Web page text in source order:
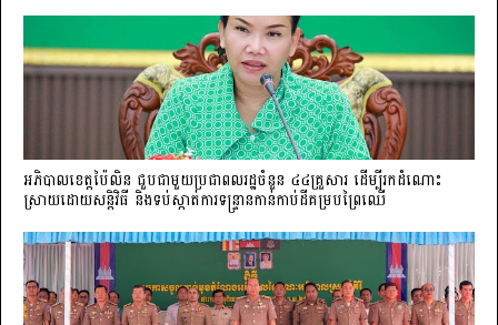
អភិបាលខេត្តប៉ៃលិន ជួបជាមួយប្រជាពលរដ្ឋចំនួន ៤៤គ្រួសារ ដើម្បីរកដំណោះ
ស្រាយដោយសន្តិវិធី និងទប់ស្កាត់ការទន្ទ្រានកាន់កាប់ដីគម្របព្រៃឈើ